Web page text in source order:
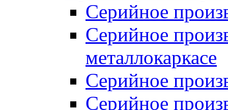
Серийное
Серийное
металлокаркасе
Серийное
Серийное